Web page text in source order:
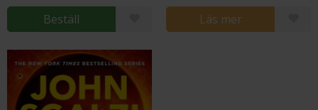
Beställ Läs mer